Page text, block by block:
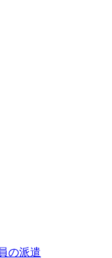
の派遣